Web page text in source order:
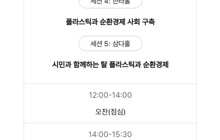
플라스틱과 순환경제 사회 구축
세션 5: 삼다홀
시민과 함께하는 탈 플라스틱과 순환경제
12:00-14:00
오찬(점심)
14:00-15:30